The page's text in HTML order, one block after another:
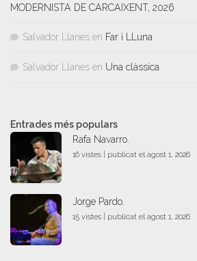
MODERNISTA DE CARCAIXENT, 2026
Salvador Llanes en Far i LLuna
Salvador Llanes en Una clàssica
Entrades més populars
Rafa Navarro.
16 vistes publicat el agost 1, 2026
Jorge Pardo.
15 vistes publicat el agost 1, 2026